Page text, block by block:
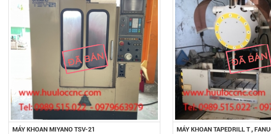
MÁY KHOAN MIYANO TSV-21 MÁY KHOAN TAPEDRILL T ,